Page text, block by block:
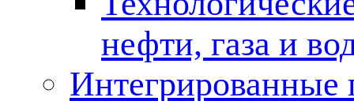
нефти, газа и